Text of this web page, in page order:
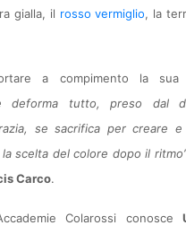
gialla, il rosso vermiglio, la
a compimento la
deforma tutto, preso dal
se sacrifica per creare
scelta del colore dopo il
Carco.
Colarossi conosce